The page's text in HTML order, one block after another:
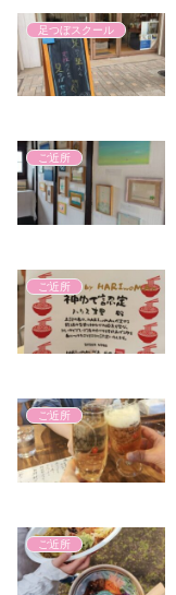
足つぼスクール
ご近所
ご近所
ご近所
ご近所